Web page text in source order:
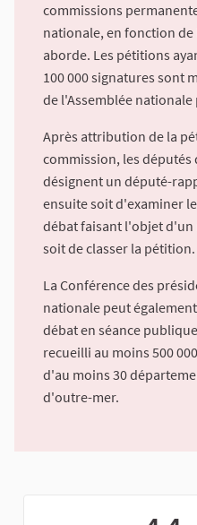
commissions
nationale, en fonction
aborde. Les pétitions
100 000 signatures sont
de l'Assemblée
Après attribution de la
commission, les députés
désignent un député-
ensuite soit d'examiner
débat faisant l'objet
soit de classer la pétition.
La Conférence des
nationale peut
débat en séance
recueilli au moins 500
d'au moins 30
d'outre-mer.